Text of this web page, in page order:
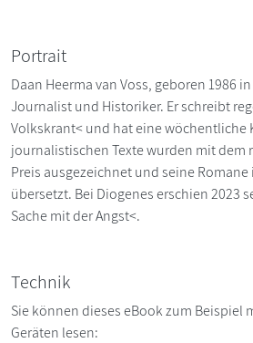
Portrait
Daan Heerma van Voss, geboren 1986
Journalist und Historiker. Er schreibt
Volkskrant< und hat eine wöchentliche
journalistischen Texte wurden mit dem
Preis ausgezeichnet und seine
übersetzt. Bei Diogenes erschien 2023
Sache mit der Angst<.
Technik
Sie können dieses eBook zum Beispiel
Geräten lesen: